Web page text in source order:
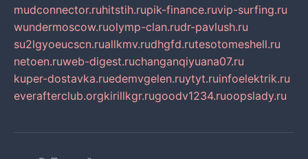
mudconnector.ruhitstih.rupik-finance.ruvip-surfing.ru
wundermoscow.ruolymp-clan.rudr-pavlush.ru
su2lgyoeucscn.ruallkmv.rudhgfd.rutesotomeshell.ru
netoen.ruweb-digest.ruchanganqiyuana07.ru
kuper-dostavka.ruedemvgelen.ruytyt.ruinfoelektrik.ru
everafterclub.orgkirillkgr.rugoodv1234.ruoopslady.ru